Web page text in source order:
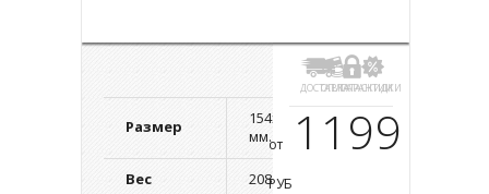
Размер
154х34х58
мм.
Вес 208 г.
ДОСТАВКА
ОПЛАТАГАРАНТИИ
СКИДКИ
от 1199
РУБ